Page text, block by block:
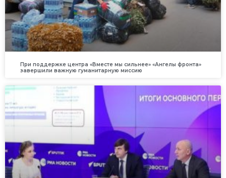
При поддержке центра «Вместе мы сильнее» «Ангелы фронта»
завершили важную гуманитарную миссию